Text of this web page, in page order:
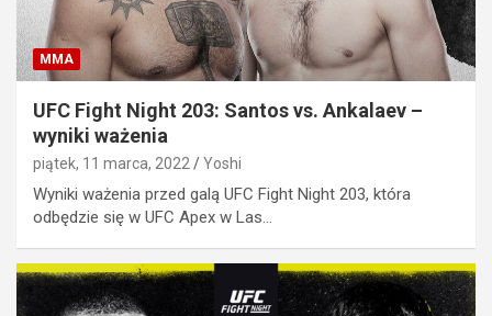
MMA
UFC Fight Night 203: Santos vs. Ankalaev –
wyniki ważenia
piątek, 11 marca, 2022 Yoshi
Wyniki ważenia przed galą UFC Fight Night 203, która
odbędzie się w UFC Apex w Las…